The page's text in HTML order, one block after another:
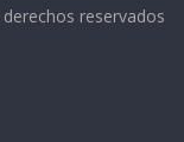
reservados